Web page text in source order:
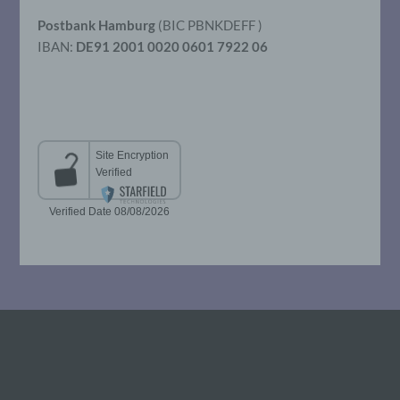
Postbank Hamburg (BIC PBNKDEFF )
IBAN: DE91 2001 0020 0601 7922 06
beziehungsweise können die bestimmten
Kriterien seiner Benennung nach dem
Unionsrecht oder dem Recht der
Auftragsverarbeiter ist eine natürliche oder
juristische Person, Behörde, Einrichtung
oder andere Stelle, die personenbezogene
Daten im Auftrag des Verantwortlichen